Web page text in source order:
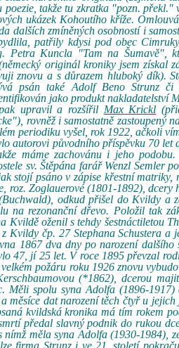
takže tu zkratka "pozn. překl."
ukázek Kohoutího kříže.
dalších zmíněných osobností i
patřily kdysi pod obec
Kuncla "Tam na Šumavě",
originál kroniky jsem získal
znovu a s důrazem hluboký dík).
psán také Adolf Beno Strunz či
jako produkt nakladatelství
upravil a rozšířil Max Krickl
rovněž i samostatně zastoupený
periodiku vyšel, rok 1922, ačkoli
autorovi původního příspěvku 70
máme zachovánu i jeho
sv. Štěpána farář Wenzl Semler
stojí psáno v zápise křestní matriky,
roz. Zoglauerové (1801-1892),
odkud přišel do Kvildy a
na rezonanční dřevo. Položil tak
Kvildě oženil s tehdy šestnáctiletou
Kvildy čp. 27 Stephana Schustera a
1867 dva dny po narození dalšího
47, jí 25 let. V roce 1895 převzal
požáru roku 1926 znovu
(*1862), dcerou
Měli spolu syna Adolfa (1896-
měsíce dat narození těch čtyř u
kvildská kronika má tím rokem
předal slavný podnik do rukou
měla syna Adolfa (1930-1984),
firma Strunz i ve 21. století